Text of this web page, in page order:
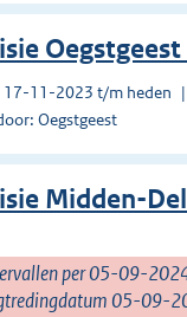
17-11-2023 t/m heden
Oegstgeest
Midden-
per 05-09-
05-09-